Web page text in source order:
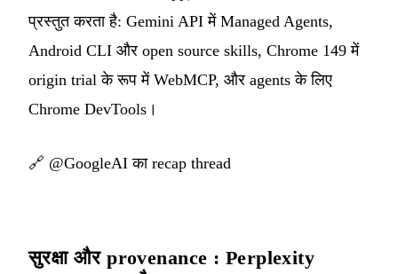
प्रस्तुत करता है: Gemini API में Managed Agents,
Android CLI और open source skills, Chrome 149 में
origin trial के रूप में WebMCP, और agents के लिए
Chrome DevTools।
🔗 @GoogleAI का recap thread
सुरक्षा और provenance : Perplexity